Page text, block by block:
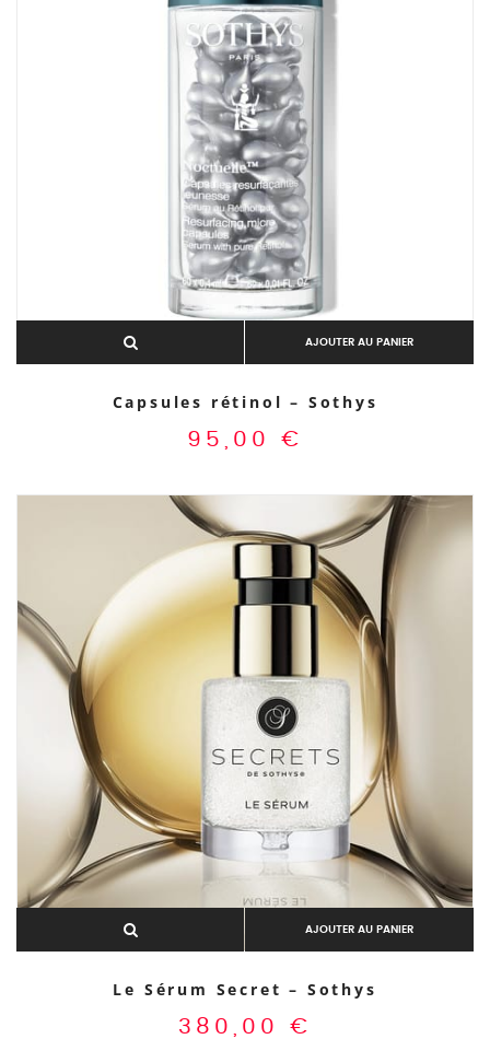
AJOUTER AU PANIER
Capsules rétinol – Sothys
95,00 €
AJOUTER AU PANIER
Le Sérum Secret – Sothys
380,00 €